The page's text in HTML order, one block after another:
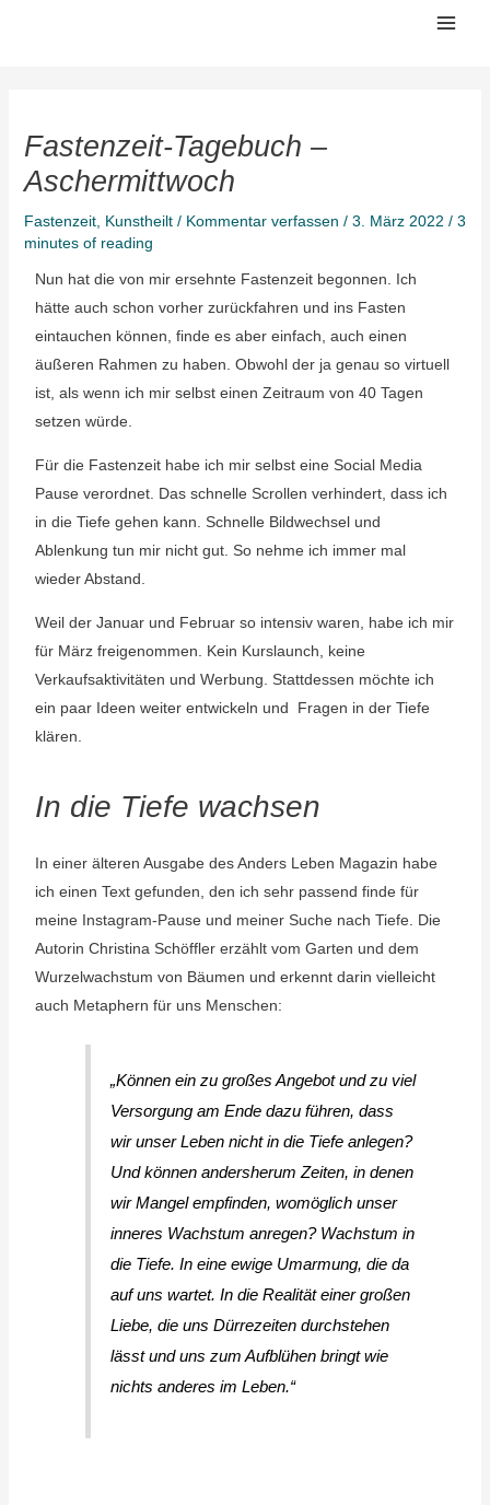
Fastenzeit-Tagebuch –
Aschermittwoch
Fastenzeit, Kunstheilt/ Kommentar verfassen / 3. März 2022 / 3
minutes of reading
Nun hat die von mir ersehnte Fastenzeit begonnen. Ich
hätte auch schon vorher zurückfahren und ins Fasten
eintauchen können, finde es aber einfach, auch einen
äußeren Rahmen zu haben. Obwohl der ja genau so virtuell
ist, als wenn ich mir selbst einen Zeitraum von 40 Tagen
setzen würde.
Für die Fastenzeit habe ich mir selbst eine Social Media
Pause verordnet. Das schnelle Scrollen verhindert, dass ich
in die Tiefe gehen kann. Schnelle Bildwechsel und
Ablenkung tun mir nicht gut. So nehme ich immer mal
wieder Abstand.
Weil der Januar und Februar so intensiv waren, habe ich mir
für März freigenommen. Kein Kurslaunch, keine
Verkaufsaktivitäten und Werbung. Stattdessen möchte ich
ein paar Ideen weiter entwickeln und Fragen in der Tiefe
klären.
In die Tiefe wachsen
In einer älteren Ausgabe des Anders Leben Magazin habe
ich einen Text gefunden, den ich sehr passend finde für
meine Instagram-Pause und meiner Suche nach Tiefe. Die
Autorin Christina Schöffler erzählt vom Garten und dem
Wurzelwachstum von Bäumen und erkennt darin vielleicht
auch Metaphern für uns Menschen:
„Können ein zu großes Angebot und zu viel
Versorgung am Ende dazu führen, dass
wir unser Leben nicht in die Tiefe anlegen?
Und können andersherum Zeiten, in denen
wir Mangel empfinden, womöglich unser
inneres Wachstum anregen? Wachstum in
die Tiefe. In eine ewige Umarmung, die da
auf uns wartet. In die Realität einer großen
Liebe, die uns Dürrezeiten durchstehen
lässt und uns zum Aufblühen bringt wie
nichts anderes im Leben.“